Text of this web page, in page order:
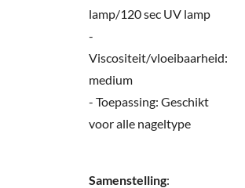
lamp/120 sec UV lamp
-
Viscositeit/vloeibaarheid:
medium
- Toepassing: Geschikt
voor alle nageltype
Samenstelling: